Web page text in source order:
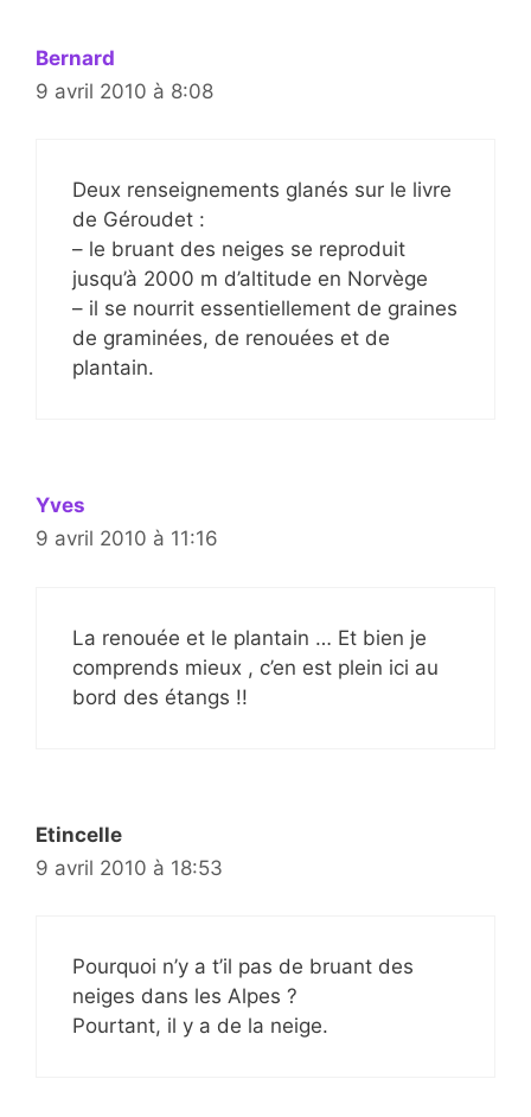
Bernard
9 avril 2010 à 8:08
Deux renseignements glanés sur le livre
de Géroudet :
– le bruant des neiges se reproduit
jusqu’à 2000 m d’altitude en Norvège
– il se nourrit essentiellement de graines
de graminées, de renouées et de
plantain.
Yves
9 avril 2010 à 11:16
La renouée et le plantain … Et bien je
comprends mieux , c’en est plein ici au
bord des étangs !!
Etincelle
9 avril 2010 à 18:53
Pourquoi n’y a t’il pas de bruant des
neiges dans les Alpes ?
Pourtant, il y a de la neige.